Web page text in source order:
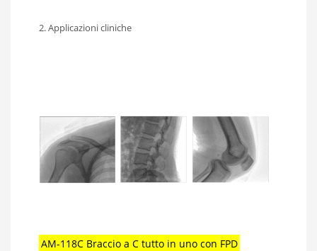
2. Applicazioni cliniche
AM-118C Braccio a C tutto in uno con FPD